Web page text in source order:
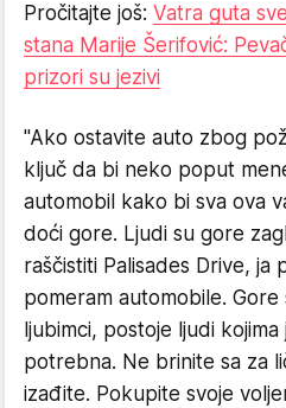
Pročitajte još: Vatra guta
stana Marije Šerifović:
prizori su jezivi
"Ako ostavite auto zbog
ključ da bi neko poput
automobil kako bi sva ova
doći gore. Ljudi su gore
raščistiti Palisades Drive, ja
pomeram automobile.
ljubimci, postoje ljudi
potrebna. Ne brinite sa za
izađite. Pokupite svoje